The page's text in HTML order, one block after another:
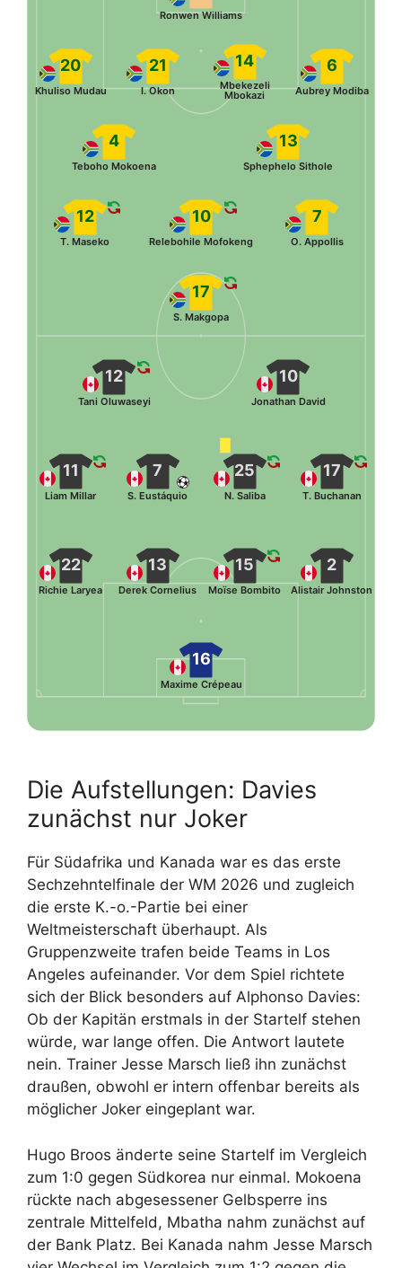
Ronwen Williams
6
Aubrey Modiba
14
Mbekezeli
Mbokazi
21
I. Okon
20
Khuliso Mudau
13
Sphephelo Sithole
4
Teboho Mokoena
7
O. Appollis
10
Relebohile Mofokeng
12
T. Maseko
17
S. Makgopa
16
Maxime Crépeau
22
Richie Laryea
13
Derek Cornelius
15
Moïse Bombito
2
Alistair Johnston
11
Liam Millar
7
S. Eustáquio
25
N. Saliba
17
T. Buchanan
12
Tani Oluwaseyi
10
Jonathan David
Die Aufstellungen: Davies
zunächst nur Joker
Für Südafrika und Kanada war es das erste
Sechzehntelfinale der WM 2026 und zugleich
die erste K.-o.-Partie bei einer
Weltmeisterschaft überhaupt. Als
Gruppenzweite trafen beide Teams in Los
Angeles aufeinander. Vor dem Spiel richtete
sich der Blick besonders auf Alphonso Davies:
Ob der Kapitän erstmals in der Startelf stehen
würde, war lange offen. Die Antwort lautete
nein. Trainer Jesse Marsch ließ ihn zunächst
draußen, obwohl er intern offenbar bereits als
möglicher Joker eingeplant war.
Hugo Broos änderte seine Startelf im Vergleich
zum 1:0 gegen Südkorea nur einmal. Mokoena
rückte nach abgesessener Gelbsperre ins
zentrale Mittelfeld, Mbatha nahm zunächst auf
der Bank Platz. Bei Kanada nahm Jesse Marsch